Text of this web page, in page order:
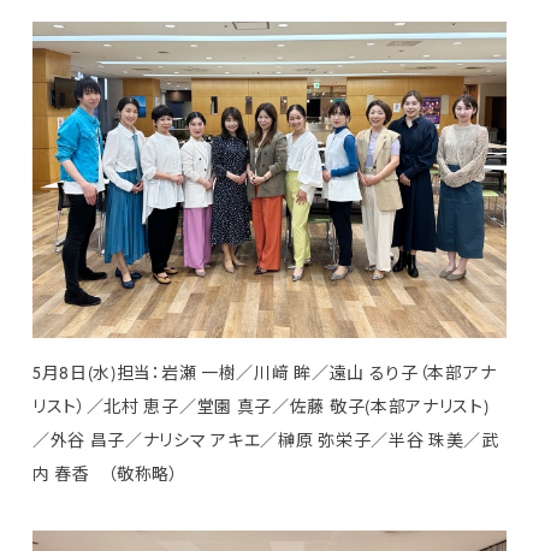
5月8日(水)担当：岩瀬 一樹／川﨑 眸／遠山 るり子（本部アナ
リスト）／北村 恵子／堂園 真子／佐藤 敬子(本部アナリスト)
／外谷 昌子／ナリシマ アキエ／榊原 弥栄子／半谷 珠美／武
内 春香 （敬称略）